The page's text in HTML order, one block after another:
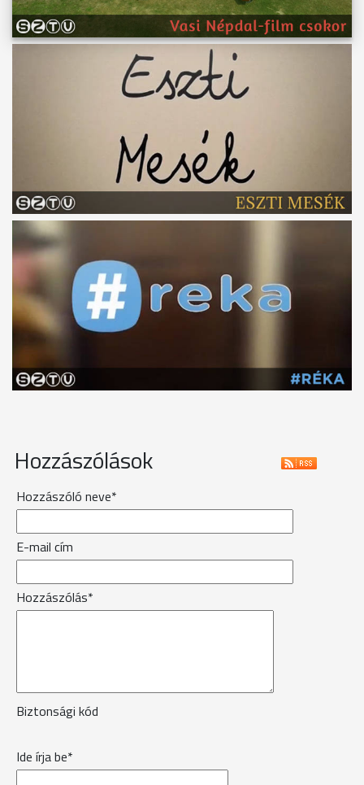
Hozzászólások
Hozzászóló neve*
E-mail cím
Hozzászólás*
Biztonsági kód
Ide írja be*